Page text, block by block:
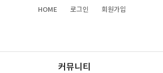
HOME 로그인 회원가입
커뮤니티